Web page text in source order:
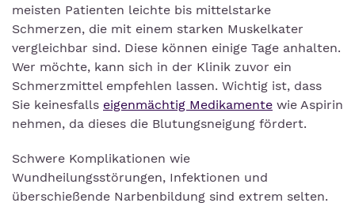
meisten Patienten leichte bis mittelstarke
Schmerzen, die mit einem starken Muskelkater
vergleichbar sind. Diese können einige Tage anhalten.
Wer möchte, kann sich in der Klinik zuvor ein
Schmerzmittel empfehlen lassen. Wichtig ist, dass
Sie keinesfalls eigenmächtig Medikamente wie Aspirin
nehmen, da dieses die Blutungsneigung fördert.
Schwere Komplikationen wie
Wundheilungsstörungen, Infektionen und
überschießende Narbenbildung sind extrem selten.